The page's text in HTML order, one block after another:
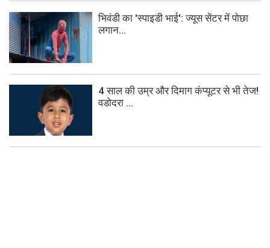
भिवंडी का 'स्पाइडी भाई': ज्यूस सेंटर में पोछा
लगान...
4 साल की उम्र और दिमाग कंप्यूटर से भी तेज!
वडोदरा ...